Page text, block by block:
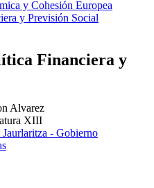
y Cohesión Europea
y Previsión Social
Financiera y
Alvarez
XIII
Jaurlaritza - Gobierno